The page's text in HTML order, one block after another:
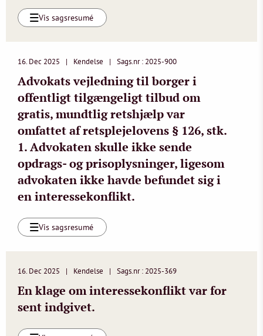
Vis sagsresumé
16. Dec 2025 Kendelse Sags.nr : 2025-900
Advokats vejledning til borger i
offentligt tilgængeligt tilbud om
gratis, mundtlig retshjælp var
omfattet af retsplejelovens § 126, stk.
1. Advokaten skulle ikke sende
opdrags- og prisoplysninger, ligesom
advokaten ikke havde befundet sig i
en interessekonflikt.
Vis sagsresumé
16. Dec 2025 Kendelse Sags.nr : 2025-369
En klage om interessekonflikt var for
sent indgivet.